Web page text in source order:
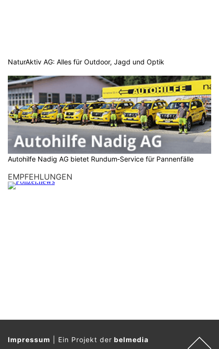
NaturAktiv AG: Alles für Outdoor, Jagd und Optik
Autohilfe Nadig AG bietet Rundum‑Service für Pannenfälle
EMPFEHLUNGEN
Impressum Ein Projekt derbelmedia